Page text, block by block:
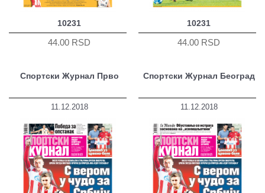
10231
44.00 RSD
10231
44.00 RSD
Спортски Журнал Прво
11.12.2018
Спортски Журнал Београд
11.12.2018